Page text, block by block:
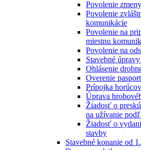
Povolenie
Povolenie
komunikácie
Povolenie na
miestnu
Povolenie na
Stavebné
Ohlásenie
Overenie
Prípojka
Úprava
Žiadosť o
na užívanie
Žiadosť o
stavby
Stavebné konanie od